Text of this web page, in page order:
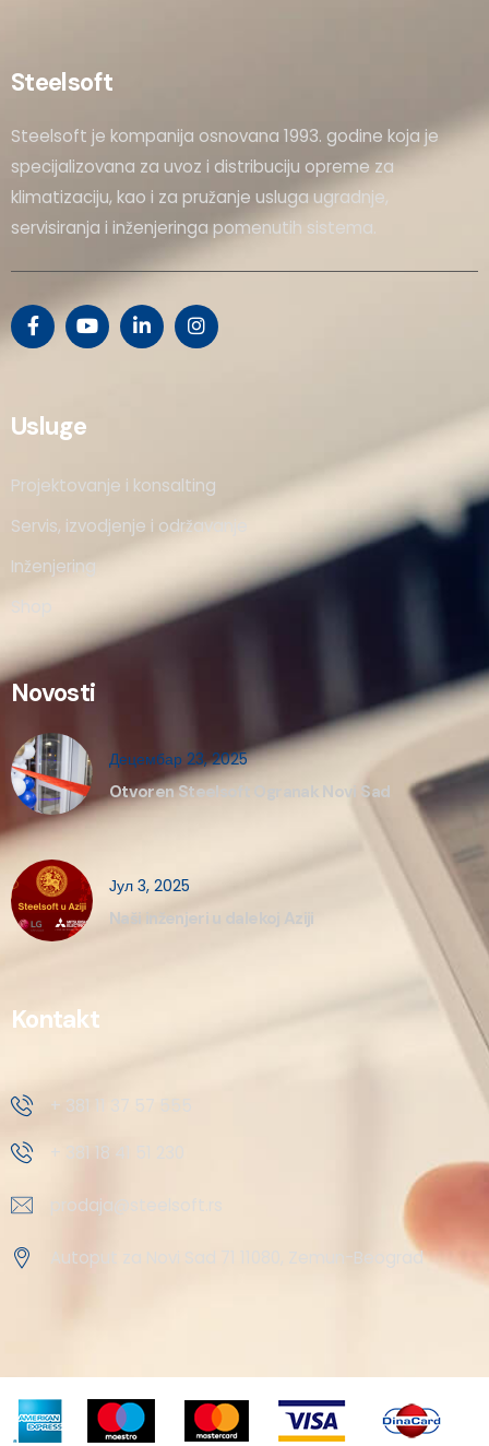
Steelsoft
Steelsoft je kompanija osnovana 1993. godine koja je
specijalizovana za uvoz i distribuciju opreme za
klimatizaciju, kao i za pružanje usluga ugradnje,
servisiranja i inženjeringa pomenutih sistema.
Usluge
Projektovanje i konsalting
Servis, izvodjenje i održavanje
Inženjering
Shop
Novosti
Децембар 23, 2025
Otvoren Steelsoft Ogranak Novi Sad
Јул 3, 2025
Naši inženjeri u dalekoj Aziji
Kontakt
+ 381 11 37 57 555
+ 381 18 41 51 230
prodaja@steelsoft.rs
Autoput za Novi Sad 71 11080, Zemun-Beograd